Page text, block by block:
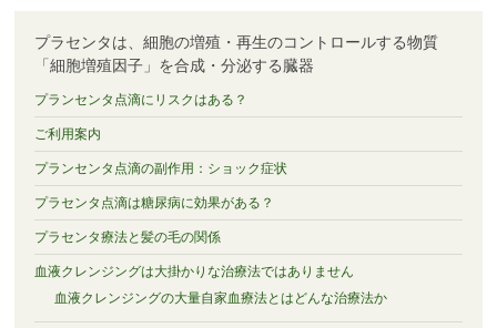
プラセンタは、細胞の増殖・再生のコントロールする物質
「細胞増殖因子」を合成・分泌する臓器
プランセンタ点滴にリスクはある？
ご利用案内
プランセンタ点滴の副作用：ショック症状
プラセンタ点滴は糖尿病に効果がある？
プラセンタ療法と髪の毛の関係
血液クレンジングは大掛かりな治療法ではありません
血液クレンジングの大量自家血療法とはどんな治療法か